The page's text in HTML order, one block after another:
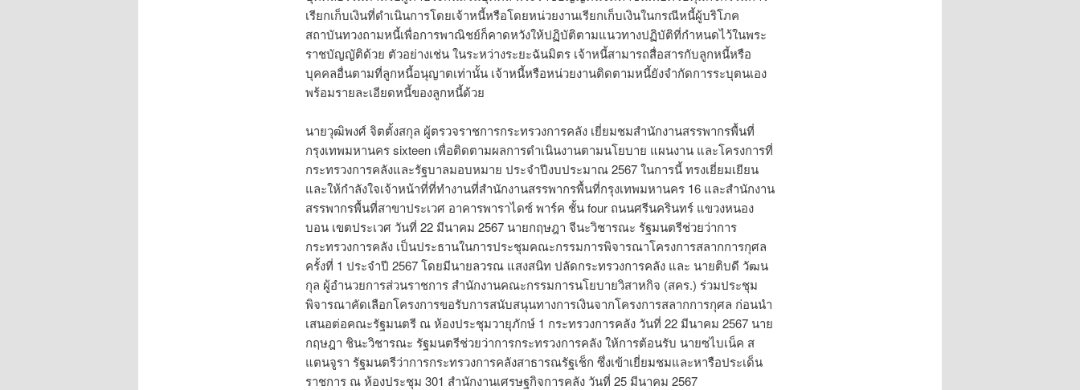
เรียกเก็บเงินที่ดำเนินการโดยเจ้าหนี้หรือโดยหน่วยงานเรียกเก็บเงินในกรณีหนี้ผู้บริโภค
สถาบันทวงถามหนี้เพื่อการพาณิชย์ก็คาดหวังให้ปฏิบัติตามแนวทางปฏิบัติที่กำหนดไว้ในพระ
ราชบัญญัติด้วย ตัวอย่างเช่น ในระหว่างระยะฉันมิตร เจ้าหนี้สามารถสื่อสารกับลูกหนี้หรือ
บุคคลอื่นตามที่ลูกหนี้อนุญาตเท่านั้น เจ้าหนี้หรือหน่วยงานติดตามหนี้ยังจำกัดการระบุตนเอง
พร้อมรายละเอียดหนี้ของลูกหนี้ด้วย
นายวุฒิพงศ์ จิตตั้งสกุล ผู้ตรวจราชการกระทรวงการคลัง เยี่ยมชมสำนักงานสรรพากรพื้นที่
กรุงเทพมหานคร sixteen เพื่อติดตามผลการดำเนินงานตามนโยบาย แผนงาน และโครงการที่
กระทรวงการคลังและรัฐบาลมอบหมาย ประจำปีงบประมาณ 2567 ในการนี้ ทรงเยี่ยมเยียน
และให้กำลังใจเจ้าหน้าที่ที่ทำงานที่สำนักงานสรรพากรพื้นที่กรุงเทพมหานคร 16 และสำนักงาน
สรรพากรพื้นที่สาขาประเวศ อาคารพาราไดซ์ พาร์ค ชั้น four ถนนศรีนครินทร์ แขวงหนอง
บอน เขตประเวศ วันที่ 22 มีนาคม 2567 นายกฤษฎา จีนะวิชารณะ รัฐมนตรีช่วยว่าการ
กระทรวงการคลัง เป็นประธานในการประชุมคณะกรรมการพิจารณาโครงการสลากการกุศล
ครั้งที่ 1 ประจำปี 2567 โดยมีนายลวรณ แสงสนิท ปลัดกระทรวงการคลัง และ นายติบดี วัฒน
กุล ผู้อำนวยการส่วนราชการ สำนักงานคณะกรรมการนโยบายวิสาหกิจ (สคร.) ร่วมประชุม
พิจารณาคัดเลือกโครงการขอรับการสนับสนุนทางการเงินจากโครงการสลากการกุศล ก่อนนำ
เสนอต่อคณะรัฐมนตรี ณ ห้องประชุมวายุภักษ์ 1 กระทรวงการคลัง วันที่ 22 มีนาคม 2567 นาย
กฤษฎา ชินะวิชารณะ รัฐมนตรีช่วยว่าการกระทรวงการคลัง ให้การต้อนรับ นายซไบเน็ค ส
แตนจูรา รัฐมนตรีว่าการกระทรวงการคลังสาธารณรัฐเช็ก ซึ่งเข้าเยี่ยมชมและหารือประเด็น
ราชการ ณ ห้องประชุม 301 สำนักงานเศรษฐกิจการคลัง วันที่ 25 มีนาคม 2567